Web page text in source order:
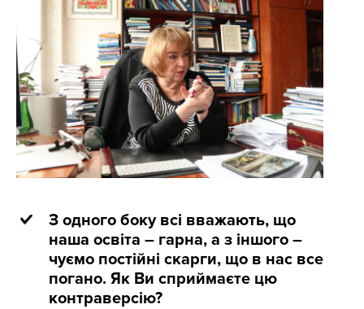
З одного боку всі вважають, що
наша освіта – гарна, а з іншого –
чуємо постійні скарги, що в нас все
погано. Як Ви сприймаєте цю
контраверсію?